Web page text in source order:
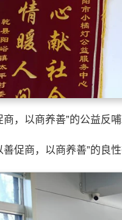
商，以商养善”的公益反
善促商，以商养善”的良